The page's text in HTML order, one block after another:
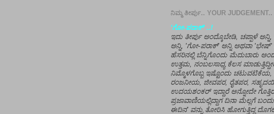
ನಿಮ್ಮ ತೀರ್ಪು.. YOUR JUDGEMENT..
'ಗೋ-ಪರಾಕ್' ..!
ಇದು ತೀರ್ಪು ಅಂದ್ಕೊಬೇಡಿ, ಚಪ್ಪಾಳೆ
ಅನ್ನಿ, 'ಗೋ-ಪರಾಕ್' ಅನ್ನಿ ಅಥವಾ
ಹೆಸರಿನಲ್ಲಿ ಬೆನ್ನಿಗೊಂದು ಮೆದುಬಾರು
ಉತ್ತಮ, ನಂಬಲಸಾಧ್ಯ ಕೆಲಸ
ನಿಮ್ಮೊಳಗೊಬ್ಬ ಇಷ್ಟೊಂದು
ರಂಜನೀಯ, ಜೀವಪರ, ರೈತಪರ,
ಉದಯಶಂಕರ್ ಇದ್ದಾರೆ ಅನ್ನೋದೇ
ಪ್ರಜಾವಾಣಿಯಲ್ಲಿದ್ದಾಗ ದಿನಾ ಮೆಲ್ಲಗೆ
ಈದಿನ' ವನ್ನು ತೋರಿಸಿ ಹೋಗುತ್ತಿದ್ದ